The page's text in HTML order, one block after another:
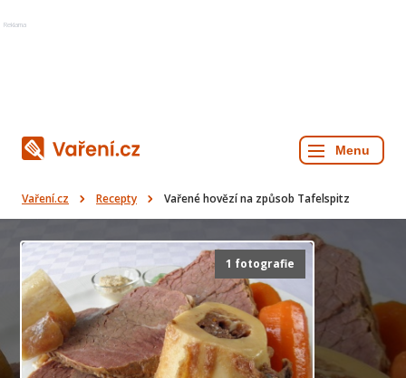
Reklama
Vaření.cz Recepty Vařené hovězí na způsob Tafelspitz
1 fotografie